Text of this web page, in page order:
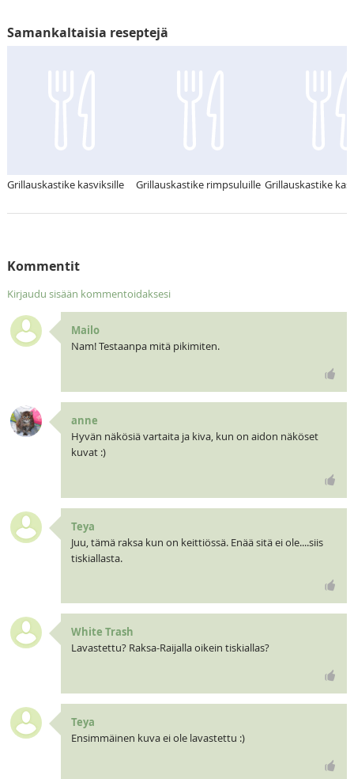
Samankaltaisia reseptejä
Grillauskastike kasviksille Grillauskastike rimpsuluille Grillauskastike
Kommentit
Kirjaudu sisään kommentoidaksesi
Mailo
Nam! Testaanpa mitä pikimiten.
anne
Hyvän näkösiä vartaita ja kiva, kun on aidon näköset
kuvat :)
Teya
Juu, tämä raksa kun on keittiössä. Enää sitä ei ole....siis
tiskiallasta.
White Trash
Lavastettu? Raksa-Raijalla oikein tiskiallas?
Teya
Ensimmäinen kuva ei ole lavastettu :)